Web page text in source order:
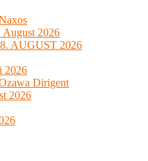
August 2026
AUGUST 2026
2026
Dirigent
2026